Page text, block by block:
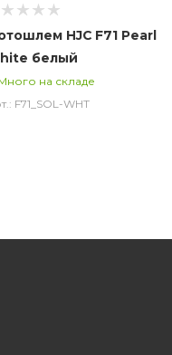
HJC F71 Pearl
белый
на складе
F71_SOL-WHT